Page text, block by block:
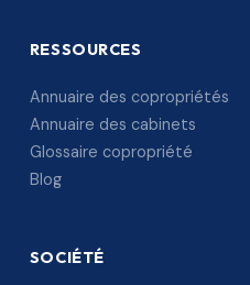
RESSOURCES
Annuaire des copropriétés
Annuaire des cabinets
Glossaire copropriété
Blog
SOCIÉTÉ